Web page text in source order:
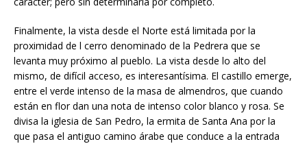
Finalmente, la vista desde el Norte está limitada por la
proximidad de l cerro denominado de la Pedrera que se
levanta muy próximo al pueblo. La vista desde lo alto del
mismo, de difícil acceso, es interesantísima. El castillo emerge,
entre el verde intenso de la masa de almendros, que cuando
están en flor dan una nota de intenso color blanco y rosa. Se
divisa la iglesia de San Pedro, la ermita de Santa Ana por la
que pasa el antiguo camino árabe que conduce a la entrada